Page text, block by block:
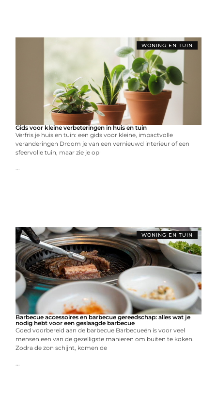
WONING EN TUIN
Gids voor kleine verbeteringen in huis en tuin
Verfris je huis en tuin: een gids voor kleine, impactvolle
veranderingen Droom je van een vernieuwd interieur of een
sfeervolle tuin, maar zie je op
...
WONING EN TUIN
Barbecue accessoires en barbecue gereedschap: alles wat je
nodig hebt voor een geslaagde barbecue
Goed voorbereid aan de barbecue Barbecueën is voor veel
mensen een van de gezelligste manieren om buiten te koken.
Zodra de zon schijnt, komen de
...